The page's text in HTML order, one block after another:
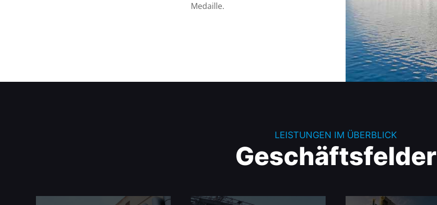
Medaille.
LEISTUNGEN IM ÜBERBLICK
Geschäftsfelder